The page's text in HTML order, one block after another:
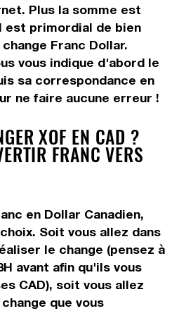
Plus la somme est
primordial de bien
Franc Dollar.
vous indique d'abord le
sa correspondance en
ne faire aucune erreur !
XOF EN CAD ?
FRANC VERS
en Dollar Canadien,
Soit vous allez dans
le change (pensez à
avant afin qu'ils vous
CAD), soit vous allez
que vous